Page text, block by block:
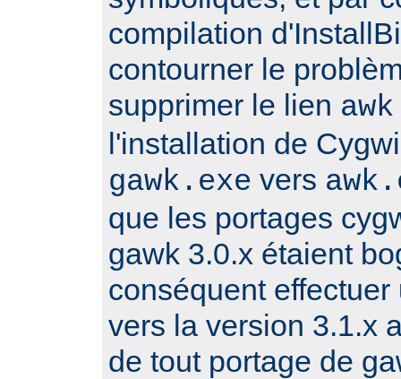
compilation
contourner le
supprimer le lien
l'installation de
gawk.exe vers
que les portages
gawk 3.0.x étaient
conséquent
vers la version 3.1.x
de tout portage de